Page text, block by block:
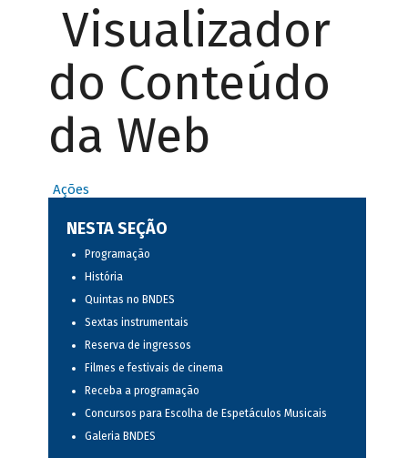
Visualizador
do Conteúdo
da Web
Ações
NESTA SEÇÃO
Programação
História
Quintas no BNDES
Sextas instrumentais
Reserva de ingressos
Filmes e festivais de cinema
Receba a programação
Concursos para Escolha de Espetáculos Musicais
Galeria BNDES